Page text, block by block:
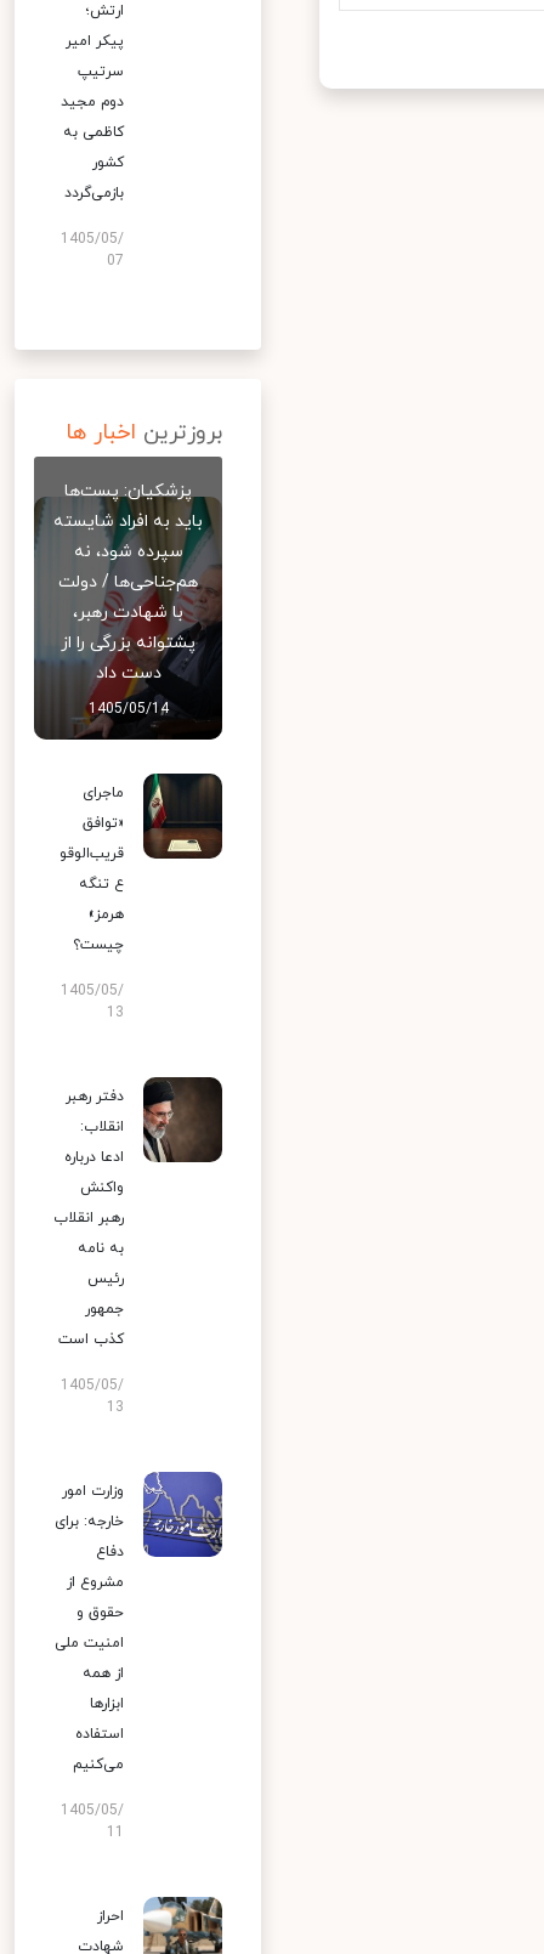
ارتش؛
پیکر امیر
سرتیپ
دوم مجید
کاظمی به
کشور
بازمی‌گردد
1405/05/
07
بروزترین اخبار ها
پزشکیان: پست‌ها
باید به افراد شایسته
سپرده شود، نه
هم‌جناحی‌ها / دولت
با شهادت رهبر،
پشتوانه بزرگی را از
دست داد
1405/05/14
ماجرای
«توافق
قریب‌الوقو
ع تنگه
هرمز»
چیست؟
1405/05/
13
دفتر رهبر
انقلاب:
ادعا درباره
واکنش
رهبر انقلاب
به نامه
رئیس
جمهور
کذب است
1405/05/
13
وزارت امور
خارجه: برای
دفاع
مشروع از
حقوق و
امنیت ملی
از همه
ابزارها
استفاده
می‌کنیم
1405/05/
احراز
شهادت